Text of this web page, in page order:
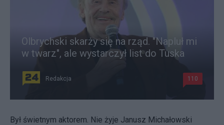
Olbrychski skarży się na rząd. "Napluł mi
w twarz", ale wystarczył list do Tuska
Redakcja 110
Był świetnym aktorem. Nie żyje Janusz Michałowski